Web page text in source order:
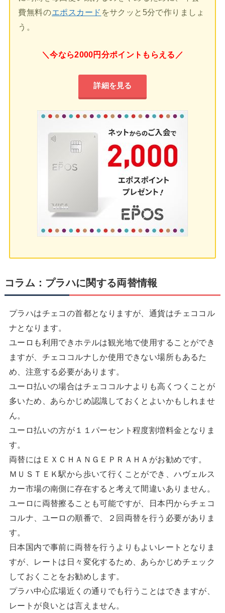
費無料のエポスカード をサクッと5分で作りましょ
う。
＼今なら2000円分ポイントもらえる／
詳細を見る
コラム：プラハに関する両替情報
プラハはチェコの首都となりますが、通貨はチェココル
ナとなります。
ユーロも利用できホテルは観光地で使用することができ
ますが、チェココルナしか使用できない場所もあるた
め、注意する必要があります。
ユーロ払いの場合はチェココルナよりも高くつくことが
多いため、あらかじめ認識しておくとよいかもしれませ
ん。
ユーロ払いの方が１１パーセント程度割増料金となりま
す。
両替にはＥＸＣＨＡＮＧＥＰＲＡＨＡがお勧めです。
ＭＵＳＴＥＫ駅から歩いて行くことができ、ハヴェルス
カー市場の南側に存在すると考えて間違いありません。
ユーロに両替擦ることも可能ですが、日本円からチェコ
コルナ、ユーロの順番で、２回両替を行う必要がありま
す。
日本国内で事前に両替を行うよりもよいレートとなりま
すが、レートは日々変化するため、あらかじめチェック
しておくことをお勧めします。
プラハ中心広場近くの通りでも行うことはできますが、
レートが良いとは言えません。